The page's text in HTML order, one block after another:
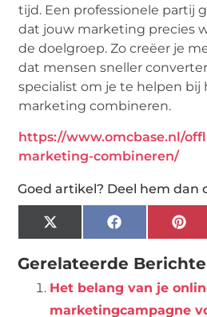
tijd. Een professionele partij
dat jouw marketing precies
de doelgroep. Zo creëer je
dat mensen sneller
specialist om je te helpen bij
marketing combineren.
https://www.omcbase.nl/
marketing-combineren/
Goed artikel? Deel hem dan
X
(Twitter)
Facebook
Gerelateerde
Het belang van je
marketingcampagne